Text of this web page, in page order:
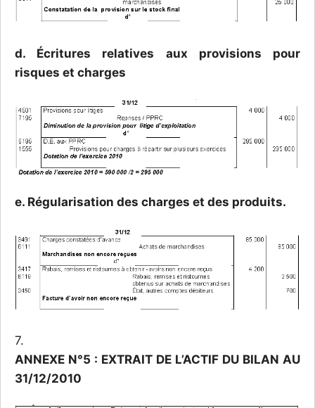
d. Écritures relatives aux provisions pour
risques et charges
e. Régularisation des charges et des produits.
7.
ANNEXE N°5 : EXTRAIT DE L’ACTIF DU BILAN AU
31/12/2010